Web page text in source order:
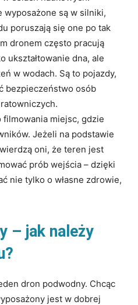
wyposażone są w silniki,
poruszają się one po tak
dronem często pracują
ukształtowanie dna, ale
w wodach. Są to pojazdy,
bezpieczeństwo osób
miejsc, gdzie
Jeżeli na podstawie
oni, że teren jest
prób wejścia – dzięki
nie tylko o własne zdrowie,
– jak należy
dron podwodny. Chcąc
jest w dobrej